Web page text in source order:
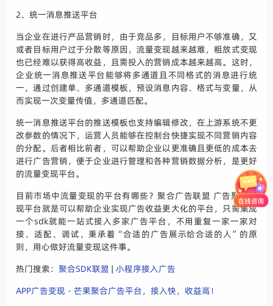
2、统一消息推送平台
当企业在进行产品营销时，由于竞品多，目标用户不够准确，又
或者目标用户过于分散等原因，流量变现越来越难，粗放式变现
也已经难以获得高收益，且需投入的营销成本越来越高。这时，
企业统一消息推送平台能够将多通道且不同格式的消息进行统
一，通过创建单、多通道模板，预设消息内容、格式与变量，从
而实现一次变量传值，多通道匹配。
统一消息推送平台的推送模板也支持编辑修改，在上游系统不更
改参数的情况下，运营人员能够在控制台快捷实现不同营销内容
的分配。后者相比前者，可以帮助企业以更准确且更低的成本去
进行广告营销，便于企业进行管理和各种营销数据分析，是更好
的流量变现平台。
目前市场中流量变现的平台有哪些？聚合广告联盟 广告聚合变
现平台就是可以帮助企业实现广告收益更大化的平台，只需集成
一个sdk就能一站式接入多家广告平台，不用重复一家一家对
接、适配、调试，秉承着“合适的广告展示给合适的人”的原
则，用心做好流量变现这件事。
热门搜索：聚合SDK联盟 |小程序接入广告
APP广告变现 - 芒果聚合广告平台，接入快，收益高！